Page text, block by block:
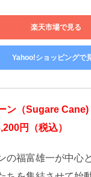
楽天市場で見る
Yahoo!ショッピングで
ン（Sugare
円（税込）
の福富雄一が中心